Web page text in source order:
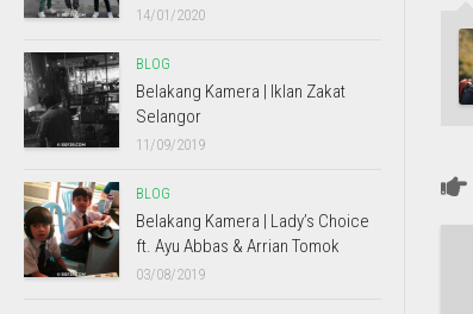
14/01/2020
BLOG
Belakang Kamera | Iklan Zakat
Selangor
11/09/2019
BLOG
Belakang Kamera | Lady’s Choice
ft. Ayu Abbas & Arrian Tomok
03/08/2019